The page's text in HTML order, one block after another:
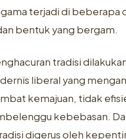
terjadi di beberapa
bentuk yang bergam.
tradisi
liberal yang
kemajuan, tidak
kebebasan.
digerus oleh